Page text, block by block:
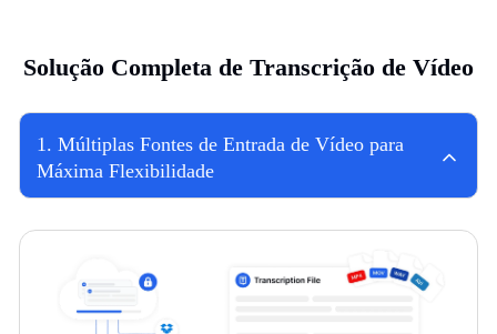
Solução Completa de Transcrição de Vídeo
1 . Múltiplas Fontes de Entrada de Vídeo para
Máxima Flexibilidade